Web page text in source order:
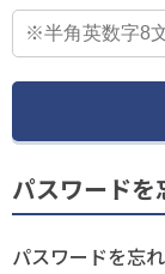
パスワードを
パスワードを忘